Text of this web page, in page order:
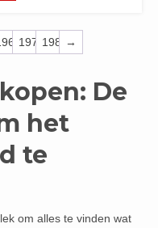
197 198 →
De
het
te
om alles te vinden wat